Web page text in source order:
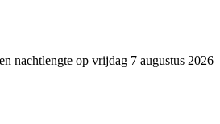
nachtlengte op vrijdag 7 augustus 2026